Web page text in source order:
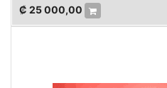
₡ 25 000,00